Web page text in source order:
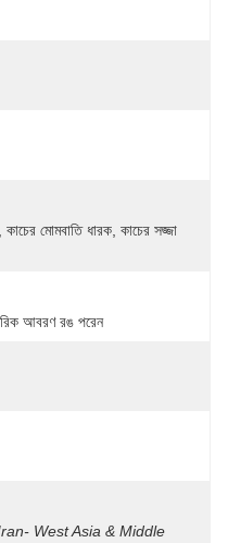
মোমবাতি ধারক, কাচের সজ্জা
আবরণ রঙ পরেন
West Asia & Middle